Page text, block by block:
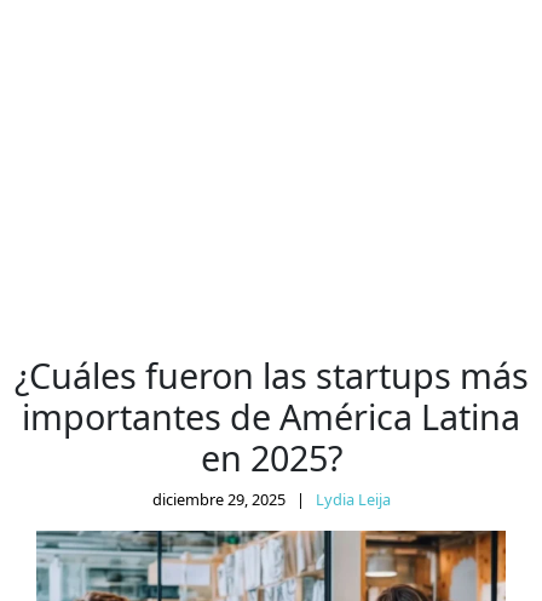
¿Cuáles fueron las startups más
importantes de América Latina
en 2025?
diciembre 29, 2025 | Lydia Leija